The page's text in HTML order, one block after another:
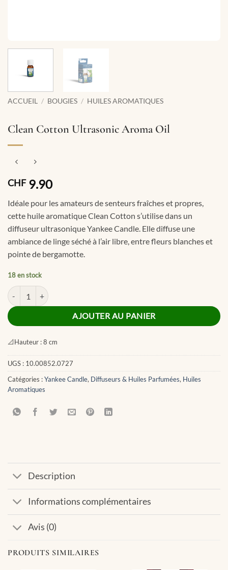
ACCUEIL / BOUGIES / HUILES AROMATIQUES
Clean Cotton Ultrasonic Aroma Oil
CHF9.90
Idéale pour les amateurs de senteurs fraîches et propres,
cette huile aromatique Clean Cotton s’utilise dans un
diffuseur ultrasonique Yankee Candle. Elle diffuse une
ambiance de linge séché à l’air libre, entre fleurs blanches et
pointe de bergamotte.
18 en stock
quantité de Clean Cotton Ultrasonic Aroma Oil
AJOUTER AU PANIER
📐Hauteur :8 cm
UGS : 10.00852.0727
Catégories :Yankee Candle, Diffuseurs & Huiles Parfumées, Huiles
Aromatiques
Description
Informations complémentaires
Avis (0)
PRODUITS SIMILAIRES